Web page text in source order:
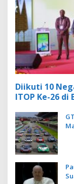
Diikuti 10
ITOP Ke-26